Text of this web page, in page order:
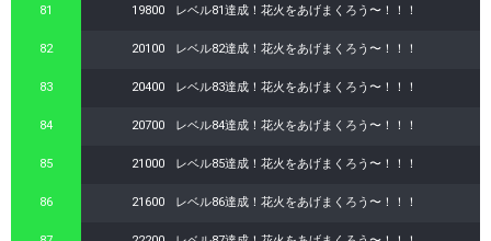
81 19800 レベル81達成！花火をあげまくろう〜！！！
82 20100 レベル82達成！花火をあげまくろう〜！！！
83 20400 レベル83達成！花火をあげまくろう〜！！！
84 20700 レベル84達成！花火をあげまくろう〜！！！
85 21000 レベル85達成！花火をあげまくろう〜！！！
86 21600 レベル86達成！花火をあげまくろう〜！！！